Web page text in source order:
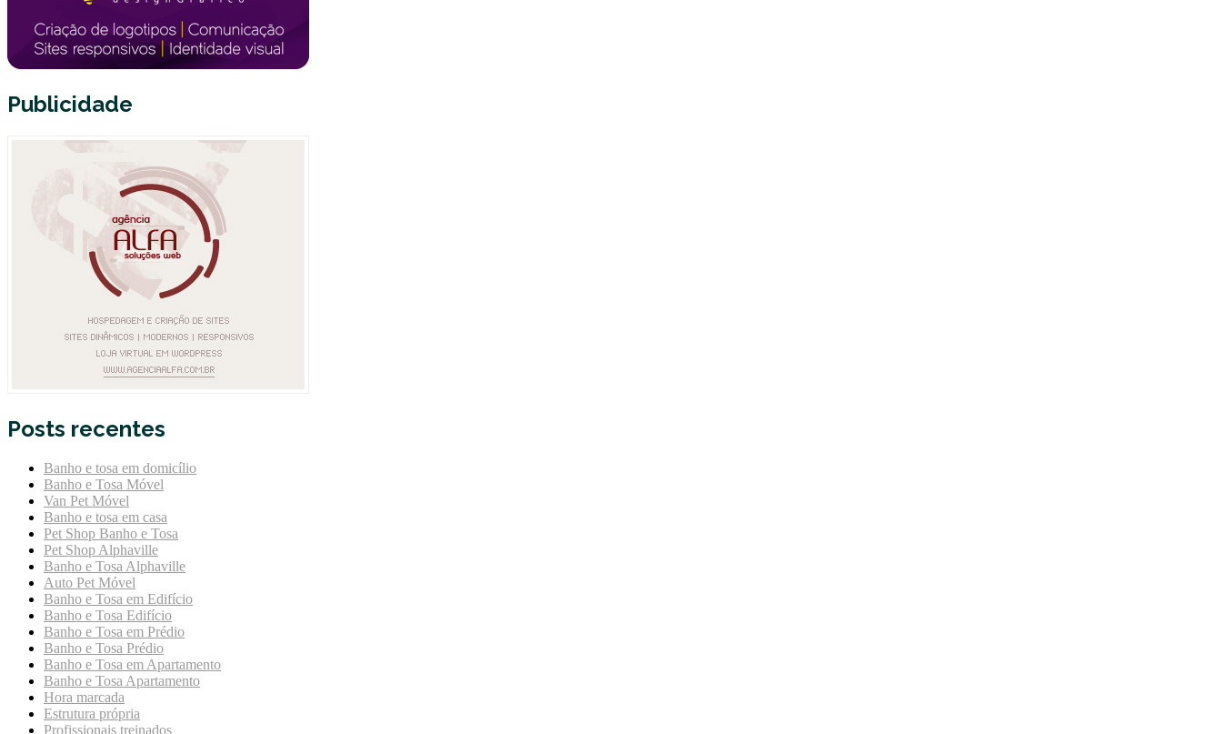
Publicidade
Posts recentes
Banho e tosa em domicílio
Banho e Tosa Móvel
Van Pet Móvel
Banho e tosa em casa
Pet Shop Banho e Tosa
Pet Shop Alphaville
Banho e Tosa Alphaville
Auto Pet Móvel
Banho e Tosa em Edifício
Banho e Tosa Edifício
Banho e Tosa em Prédio
Banho e Tosa Prédio
Banho e Tosa em Apartamento
Banho e Tosa Apartamento
Hora marcada
Estrutura própria
Profissionais treinados